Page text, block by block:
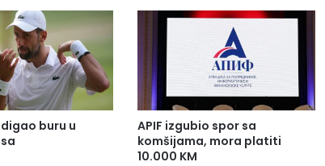
j
a
O
s
t
r
o
š
buru u
APIF izgubio spor sa
komšijama, mora platiti
10.000 KM